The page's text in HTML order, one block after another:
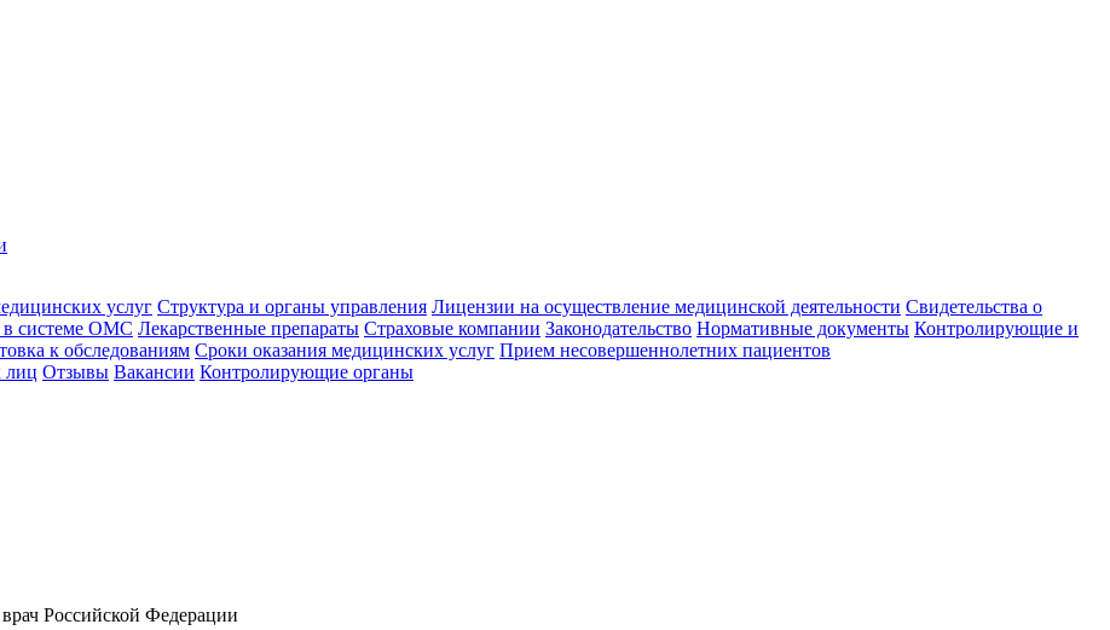
услуг Структура и органы управления Лицензии на осуществление медицинской деятельности Свидетельства о
в системе ОМС Лекарственные препараты Страховые компании Законодательство Нормативные документы Контролирующие и
к обследованиям Сроки оказания медицинских услуг Прием несовершеннолетних пациентов
лиц Отзывы Вакансии Контролирующие органы
Российской Федерации